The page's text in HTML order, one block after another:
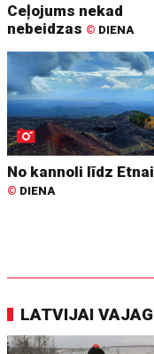
Ceļojums nekad
nebeidzas © DIENA
No kannoli līdz Etnai
© DIENA
LATVIJAI VAJAG